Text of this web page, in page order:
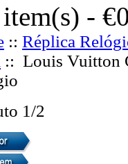
item(s) -
:: Réplica
:: Louis Vuitton
1/2